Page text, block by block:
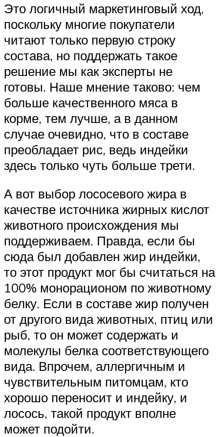
Это логичный маркетинговый ход,
поскольку многие покупатели
читают только первую строку
состава, но поддержать такое
решение мы как эксперты не
готовы. Наше мнение таково: чем
больше качественного мяса в
корме, тем лучше, а в данном
случае очевидно, что в составе
преобладает рис, ведь индейки
здесь только чуть больше трети.
А вот выбор лососевого жира в
качестве источника жирных кислот
животного происхождения мы
поддерживаем. Правда, если бы
сюда был добавлен жир индейки,
то этот продукт мог бы считаться на
100% монорационом по животному
белку. Если в составе жир получен
от другого вида животных, птиц или
рыб, то он может содержать и
молекулы белка соответствующего
вида. Впрочем, аллергичным и
чувствительным питомцам, кто
хорошо переносит и индейку, и
лосось, такой продукт вполне
может подойти.